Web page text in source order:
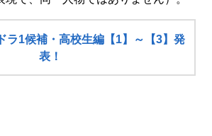
ラ1候補・高校生編【1】～【3】発
表！